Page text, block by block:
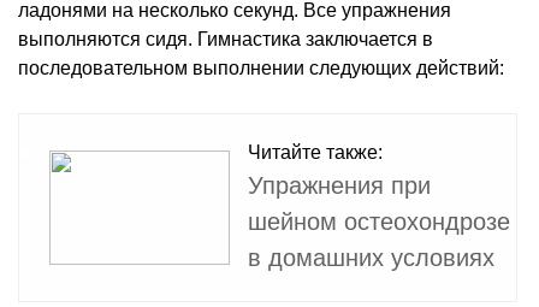
ладонями на несколько секунд. Все упражнения
выполняются сидя. Гимнастика заключается в
последовательном выполнении следующих действий:
Читайте также:
Упражнения при
шейном остеохондрозе
в домашних условиях